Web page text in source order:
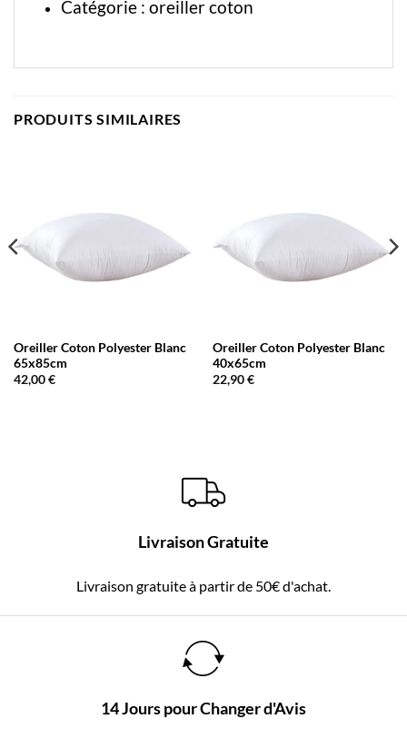
Catégorie : oreiller coton
PRODUITS SIMILAIRES
Oreiller Coton Polyester Blanc
65x85cm
42,00€
Oreiller Coton Polyester Blanc
40x65cm
22,90€
Livraison Gratuite
Livraison gratuite à partir de 50€ d'achat.
14 Jours pour Changer d'Avis